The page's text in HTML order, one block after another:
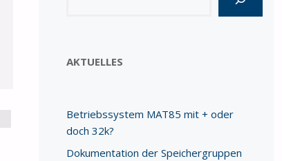
AKTUELLES
Betriebssystem MAT85 mit + oder
doch 32k?
Dokumentation der Speichergruppen